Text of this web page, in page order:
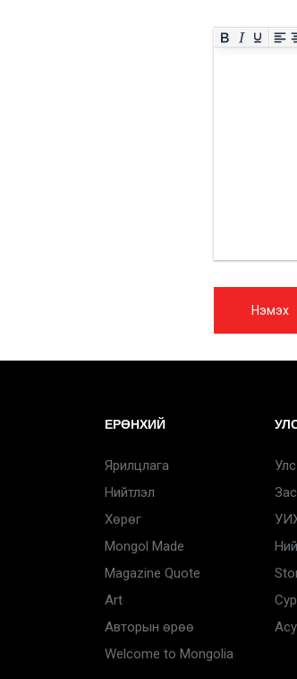
Нэмэх
ЕРӨНХИЙ
Ярилцлага
Нийтлэл
Хөрөг
Mongol Made
Magazine Quote
Art
Авторын өрөө
Welcome to Mongolia